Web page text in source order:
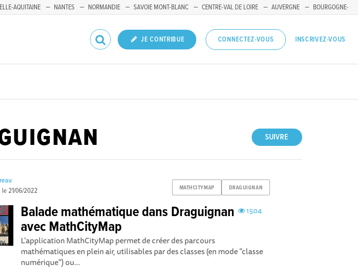
AQUITAINE NANTES NORMANDIE SAVOIE MONT-BLANC CENTRE-VAL DE LOIRE AUVERGNE
BOURGOGNE-
JE CONTRIBUE CONNECTEZ-VOUS INSCRIVEZ-VOUS
SUIVRE
MATHCITYMAP DRAGUIGNAN
le21/06/2022
1504
Balade mathématique dans Draguignan
avec MathCityMap
L'application MathCityMap permet de créer des parcours
mathématiques en plein air, utilisables par des classes (en mode "classe
numérique") ou...